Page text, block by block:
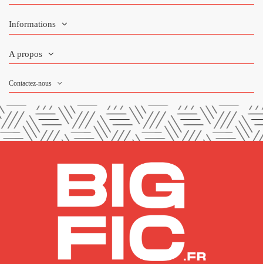
Informations
A propos
Contactez-nous